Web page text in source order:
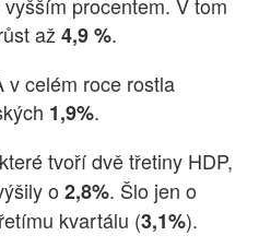
procentem. V tom
až4,9 %.
v celém roce rostla
1,9%.
které tvoří dvě třetiny HDP,
o 2,8%. Šlo jen o
kvartálu (3,1%).